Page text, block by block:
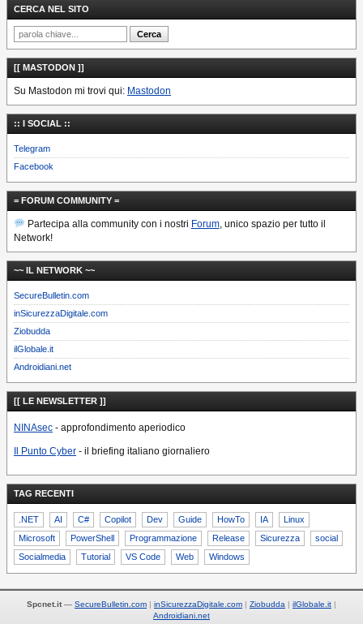
CERCA NEL SITO
[[ MASTODON ]]
Su Mastodon mi trovi qui: Mastodon
:: I SOCIAL ::
Telegram
Facebook
= FORUM COMMUNITY =
Partecipa alla community con i nostri Forum, unico spazio per tutto il
Network!
~~ IL NETWORK ~~
SecureBulletin.com
inSicurezzaDigitale.com
Ziobudda
ilGlobale.it
Androidiani.net
[[ LE NEWSLETTER ]]
NINAsec - approfondimento aperiodico
Il Punto Cyber - il briefing italiano giornaliero
TAG RECENTI
.NET AI C# Copilot Dev Guide HowTo IA
Linux
Microsoft
PowerShell Programmazione Release Sicurezza
social
Socialmedia
Tutorial VS Code Web Windows
Spcnet.it — SecureBulletin.com inSicurezzaDigitale.com Ziobudda
ilGlobale.it
Androidiani.net